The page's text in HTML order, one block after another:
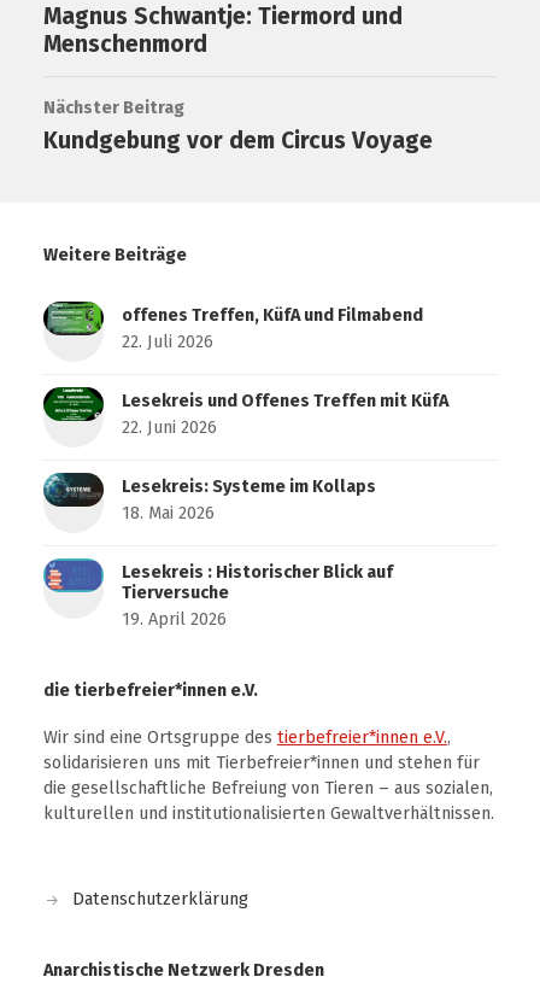
Magnus Schwantje: Tiermord und
Menschenmord
Nächster Beitrag
Kundgebung vor dem Circus Voyage
Weitere Beiträge
offenes Treffen, KüfA und Filmabend
22. Juli 2026
Lesekreis und Offenes Treffen mit KüfA
22. Juni 2026
Lesekreis: Systeme im Kollaps
18. Mai 2026
Lesekreis : Historischer Blick auf
Tierversuche
19. April 2026
die tierbefreier*innen e.V.
Wir sind eine Ortsgruppe des tierbefreier*innen e.V.,
solidarisieren uns mit Tierbefreier*innen und stehen für
die gesellschaftliche Befreiung von Tieren – aus sozialen,
kulturellen und institutionalisierten Gewaltverhältnissen.
Datenschutzerklärung
Anarchistische Netzwerk Dresden